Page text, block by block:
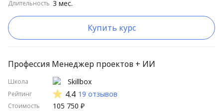
Длительность 3 мес.
Купить курс
Профессия Менеджер проектов + ИИ
Школа
Рейтинг
Стоимость
Skillbox
4.4 19 отзывов
105 750 ₽